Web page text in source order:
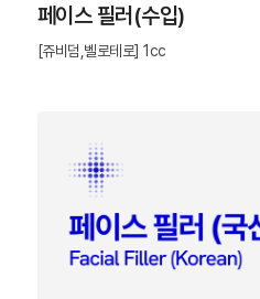
페이스 필러(수입)
[쥬비덤,벨로테로] 1cc